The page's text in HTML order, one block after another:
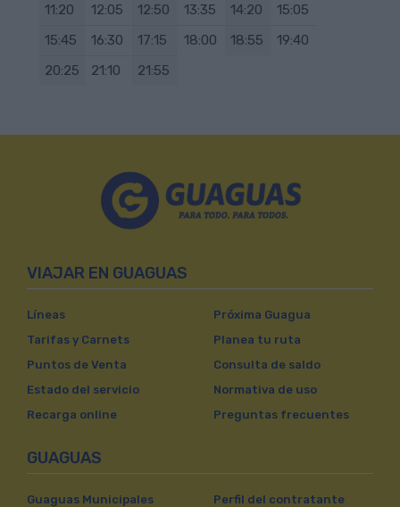
11:20
12:05 12:50 13:35 14:20
15:05
15:45
16:30 17:15 18:00 18:55
19:40
20:25
21:10 21:55
VIAJAR EN GUAGUAS
Líneas
Tarifas y Carnets
Puntos de Venta
Estado del servicio
Recarga online
Próxima Guagua
Planea tu ruta
Consulta de saldo
Normativa de uso
Preguntas frecuentes
GUAGUAS
Guaguas Municipales
Perfil del contratante